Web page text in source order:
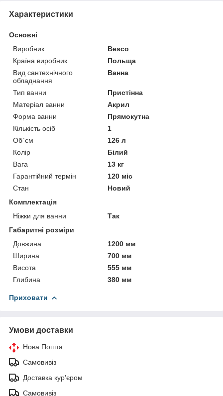
Характеристики
Основні
Виробник
Besco
Країна виробник
Польща
Вид сантехнічного
обладнання
Ванна
Тип ванни
Пристінна
Матеріал ванни
Акрил
Форма ванни
Прямокутна
Кількість осіб
1
Об`єм
126 л
Колір
Білий
Вага
13 кг
Гарантійний термін
120 міс
Стан
Новий
Комплектація
Ніжки для ванни
Так
Габаритні розміри
Довжина
1200 мм
Ширина
700 мм
Висота
555 мм
Глибина
380 мм
Приховати
Умови доставки
Нова Пошта
Самовивіз
Доставка кур'єром
Самовивіз